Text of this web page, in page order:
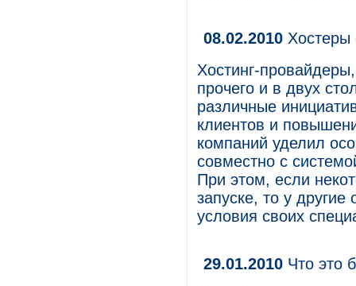
08.02.2010 Хостеры
Хостинг-
прочего и в двух
различные
клиентов и
компаний уделил
совместно с
При этом, если
запуске, то у
условия своих
29.01.2010 Что это